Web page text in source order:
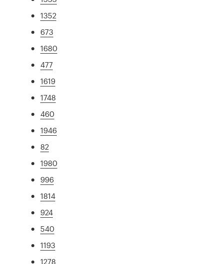
1352
673
1680
477
1619
1748
460
1946
82
1980
996
1814
924
540
1193
1278